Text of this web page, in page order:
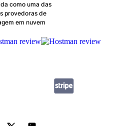
como uma das
provedoras de
em nuvem